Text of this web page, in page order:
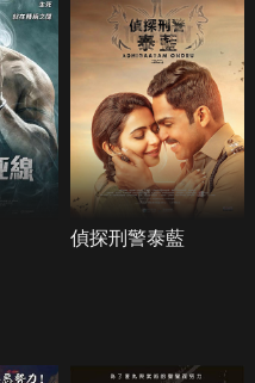
偵探刑警泰藍